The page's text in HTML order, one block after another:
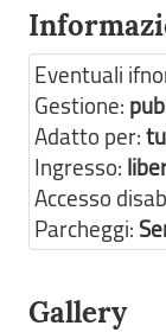
Eventuali
Gestione:
Adatto per:
Ingresso:
Accesso
Parcheggi:
Gallery